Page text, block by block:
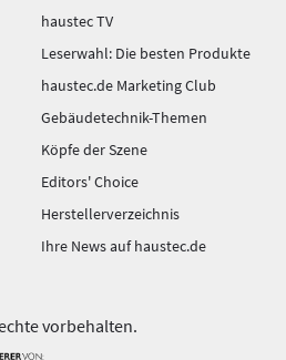
haustec TV
Leserwahl: Die besten Produkte
haustec.de Marketing Club
Gebäudetechnik-Themen
Köpfe der Szene
Editors' Choice
Herstellerverzeichnis
Ihre News auf haustec.de
vorbehalten.